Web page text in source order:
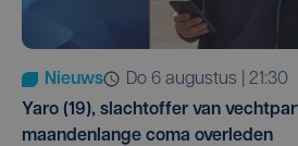
Nieuws
do 6 augustus | 21:30
Yaro (19), slachtoffer van
maandenlange coma overleden